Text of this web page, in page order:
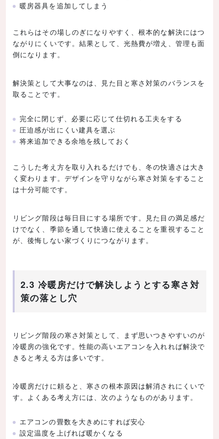
暖房器具を追加してしまう
これらはその場しのぎになりやすく、根本的な解決にはつ
ながりにくいです。結果として、光熱費が増え、管理も面
倒になります。
解決策として大事なのは、見た目と寒さ対策のバランスを
取ることです。
完全に閉じず、必要に応じて仕切れる工夫をする
圧迫感が出にくい建具を選ぶ
将来追加できる余地を残しておく
こうした考え方を取り入れるだけでも、冬の快適さは大き
く変わります。デザインを守りながら寒さ対策をすること
は十分可能です。
リビング階段は毎日目にする場所です。見た目の満足感だ
けでなく、季節を通して快適に使えることを重視すること
が、後悔しない家づくりにつながります。
2.3 冷暖房だけで解決しようとする寒さ対
策の落とし穴
リビング階段の寒さ対策として、まず思いつきやすいのが
冷暖房の強化です。性能の高いエアコンを入れれば解決で
きると考える方は多いです。
冷暖房だけに頼ると、寒さの根本原因は解消されにくいで
す。よくある考え方には、次のようなものがあります。
エアコンの畳数を大きめにすれば安心
設定温度を上げれば暖かくなる